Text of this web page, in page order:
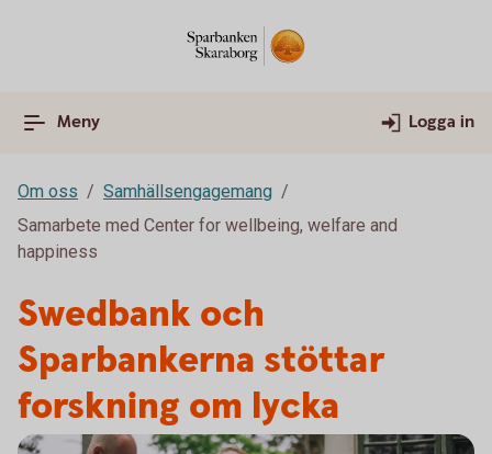
Meny Logga in
Om oss
Samhällsengagemang
Samarbete med Center for wellbeing, welfare and
happiness
Swedbank och
Sparbankerna stöttar
forskning om lycka